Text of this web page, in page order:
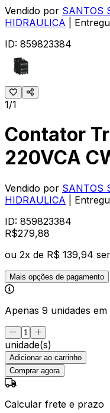
Vendido por SANTOS
HIDRAULICA
|
ID: 859823384
1/1
Contator
220VCA
Vendido por SANTOS
HIDRAULICA
|
ID: 859823384
R$279,88
ou 2x de R$ 139,94
Mais opções de pagamento
Apenas 9 unidades em
unidade(s)
Adicionar ao carrinho
Comprar agora
Calcular frete e prazo